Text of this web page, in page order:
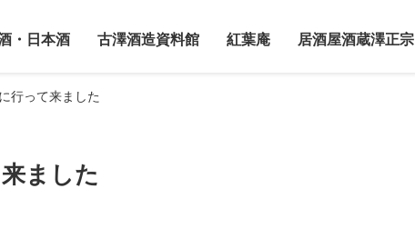
・日本酒 古澤酒造資料館 紅葉庵 居酒屋酒蔵澤正宗
行って来ました
ました